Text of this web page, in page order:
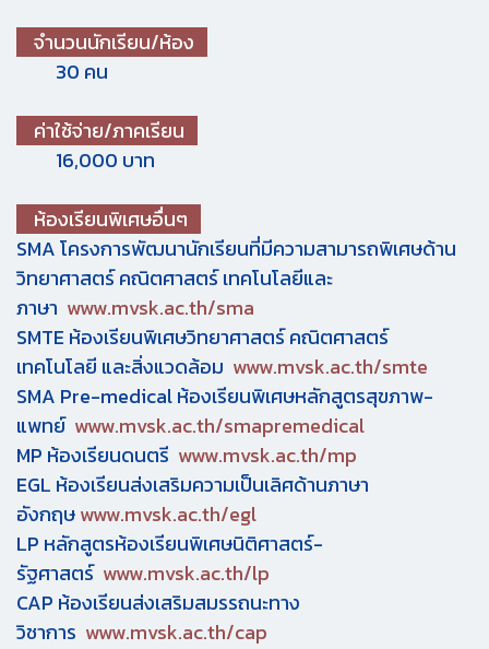
จำนวนนักเรียน/ห้อง
30 คน
ค่าใช้จ่าย/ภาคเรียน
16,000 บาท
ห้องเรียนพิเศษอื่นๆ
SMA โครงการพัฒนานักเรียนที่มีความสามารถพิเศษด้าน
วิทยาศาสตร์ คณิตศาสตร์ เทคโนโลยีและ
ภาษา www.mvsk.ac.th/sma
SMTE ห้องเรียนพิเศษวิทยาศาสตร์ คณิตศาสตร์
เทคโนโลยี และสิ่งแวดล้อม www.mvsk.ac.th/smte
SMA Pre-medical ห้องเรียนพิเศษหลักสูตรสุขภาพ-
แพทย์ www.mvsk.ac.th/smapremedical
MP ห้องเรียนดนตรี www.mvsk.ac.th/mp
EGL ห้องเรียนส่งเสริมความเป็นเลิศด้านภาษา
อังกฤษwww.mvsk.ac.th/egl
LP หลักสูตรห้องเรียนพิเศษนิติศาสตร์-
รัฐศาสตร์ www.mvsk.ac.th/lp
CAP ห้องเรียนส่งเสริมสมรรถนะทาง
วิชาการ www.mvsk.ac.th/cap